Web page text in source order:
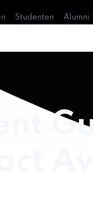
Studenten Alumni